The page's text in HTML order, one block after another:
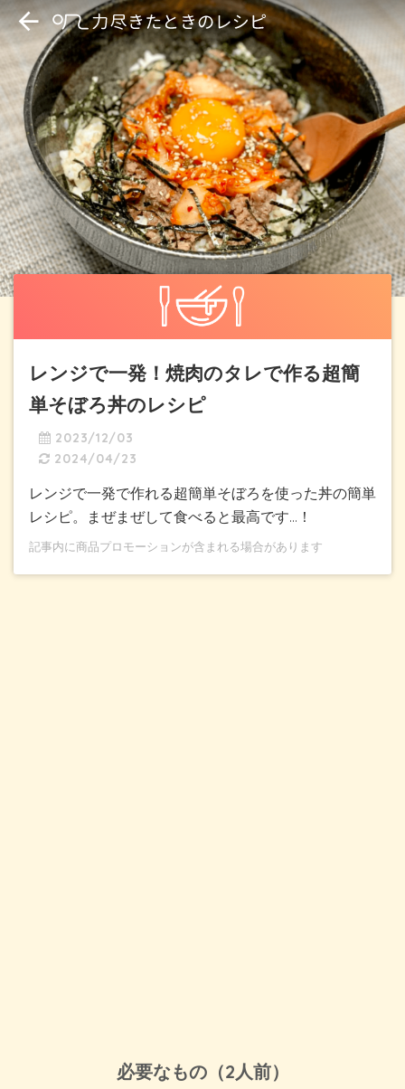
レンジで一発！焼肉のタレで作る超簡
単そぼろ丼のレシピ
2023/12/03
2024/04/23
レンジで一発で作れる超簡単そぼろを使った丼の簡単
レシピ。まぜまぜして食べると最高です…！
記事内に商品プロモーションが含まれる場合があります
必要なもの（2人前）